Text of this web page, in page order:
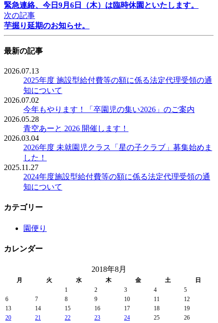
緊急連絡、今日9月6日（木）は臨時休園といたします。
次の記事
芋掘り延期のお知らせ。
最新の記事
2026.07.13
2025年度 施設型給付費等の額に係る法定代理受領の通
知について
2026.07.02
今年もやります！「卒園児の集い2026」のご案内
2026.05.28
青空あーと 2026 開催します！
2026.03.04
2026年度 未就園児クラス「星の子クラブ」募集始めま
した！
2025.11.27
2024年度施設型給付費等の額に係る法定代理受領の通
知について
カテゴリー
園便り
カレンダー
2018年8月
月 火 水 木 金 土
日
1
2 3 4
5
6
7 8 9 10 11
12
13
14 15 16 17 18
19
20
21 22 23 24 25
26